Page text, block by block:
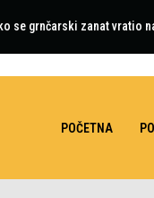
se grnčarski zanat vratio
POČETNA